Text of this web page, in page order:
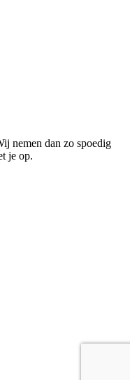
nemen dan zo spoedig
je op.